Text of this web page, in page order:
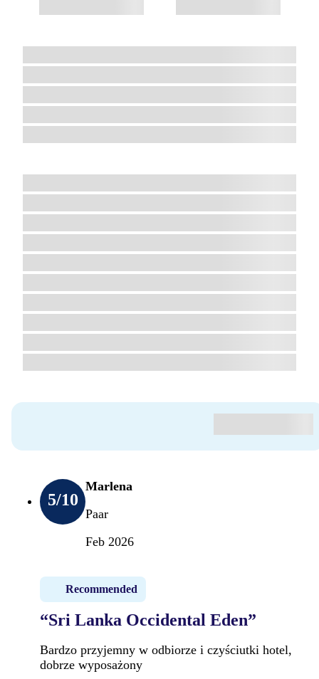
5/10
Marlena
Paar
Feb 2026
Recommended
“Sri Lanka Occidental Eden”
Bardzo przyjemny w odbiorze i czyściutki hotel,
dobrze wyposażony